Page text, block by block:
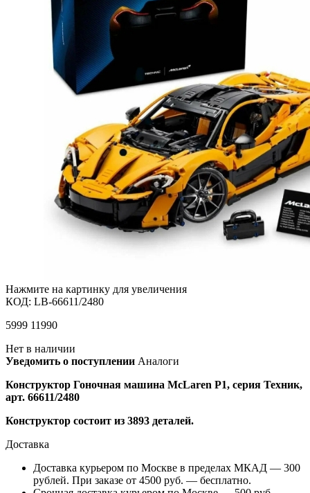
Нажмите на картинку для увеличения
КОД: LB-66611/2480
5999 11990
Нет в наличии
Уведомить о поступлении Аналоги
Конструктор Гоночная машина McLaren P1, серия Техник,
арт. 66611/2480
Конструктор состоит из 3893 деталей.
Доставка
Доставка курьером по Москве в пределах МКАД — 300
рублей. При заказе от 4500 руб. — бесплатно.